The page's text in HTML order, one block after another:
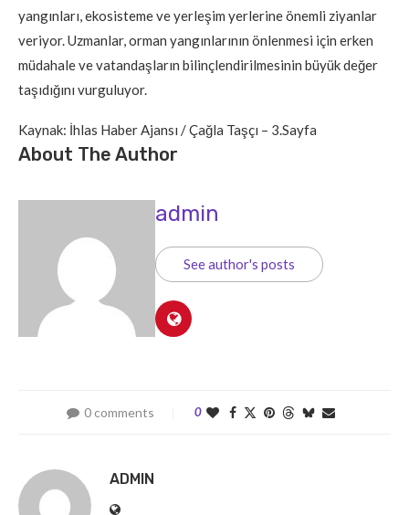
yangınları, ekosisteme ve yerleşim yerlerine önemli ziyanlar
veriyor. Uzmanlar, orman yangınlarının önlenmesi için erken
müdahale ve vatandaşların bilinçlendirilmesinin büyük değer
taşıdığını vurguluyor.
Kaynak: İhlas Haber Ajansı / Çağla Taşçı – 3.Sayfa
About The Author
admin
See author's posts
0 comments 0
ADMIN